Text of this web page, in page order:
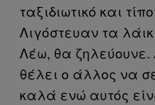
ταξιδιωτικό και
Λιγόστευαν τα
Λέω, θα ζηλεύουνε.
θέλει ο άλλος να
καλά ενώ αυτός